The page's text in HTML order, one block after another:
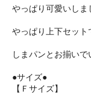
やっぱり可愛いし
やっぱり上下セッ
しまパンとお揃いで
●サイズ●
【Ｆサイズ】